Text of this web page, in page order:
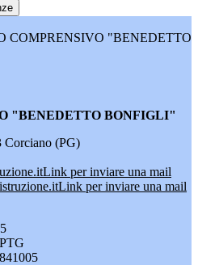
COMPRENSIVO "BENEDETTO
"BENEDETTO BONFIGLI"
Corciano (PG)
Link per inviare una mail
Link per inviare una mail